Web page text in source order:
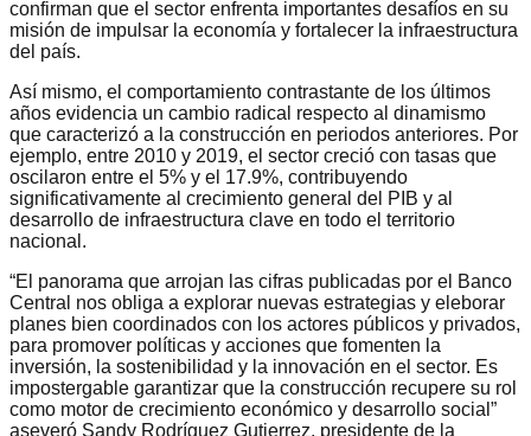
confirman que el sector enfrenta importantes desafíos en su
misión de impulsar la economía y fortalecer la infraestructura
del país.
Así mismo, el comportamiento contrastante de los últimos
años evidencia un cambio radical respecto al dinamismo
que caracterizó a la construcción en periodos anteriores. Por
ejemplo, entre 2010 y 2019, el sector creció con tasas que
oscilaron entre el 5% y el 17.9%, contribuyendo
significativamente al crecimiento general del PIB y al
desarrollo de infraestructura clave en todo el territorio
nacional.
“El panorama que arrojan las cifras publicadas por el Banco
Central nos obliga a explorar nuevas estrategias y eleborar
planes bien coordinados con los actores públicos y privados,
para promover políticas y acciones que fomenten la
inversión, la sostenibilidad y la innovación en el sector. Es
impostergable garantizar que la construcción recupere su rol
como motor de crecimiento económico y desarrollo social”
aseveró Sandy Rodríguez Gutierrez, presidente de la